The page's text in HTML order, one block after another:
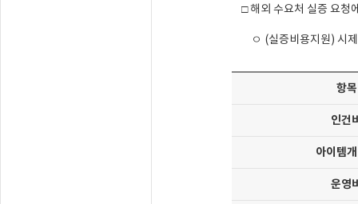
□ 해외 수요처 실증 요청
ㅇ (실증비용지원) 시제
항목
인건
아이템
운영